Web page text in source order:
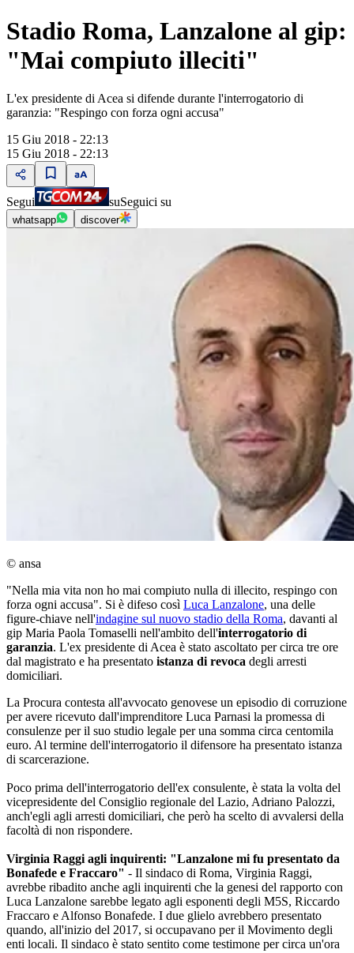
Stadio Roma, Lanzalone al gip:
"Mai compiuto illeciti"
L'ex presidente di Acea si difende durante l'interrogatorio di
garanzia: "Respingo con forza ogni accusa"
15 Giu 2018 - 22:13
15 Giu 2018 - 22:13
Segui suSeguici su
whatsapp discover
© ansa
"Nella mia vita non ho mai compiuto nulla di illecito, respingo con
forza ogni accusa". Si è difeso così Luca Lanzalone, una delle
figure-chiave nell'indagine sul nuovo stadio della Roma, davanti al
gip Maria Paola Tomaselli nell'ambito dell'interrogatorio di
garanzia. L'ex presidente di Acea è stato ascoltato per circa tre ore
dal magistrato e ha presentato istanza di revoca degli arresti
domiciliari.
La Procura contesta all'avvocato genovese un episodio di corruzione
per avere ricevuto dall'imprenditore Luca Parnasi la promessa di
consulenze per il suo studio legale per una somma circa centomila
euro. Al termine dell'interrogatorio il difensore ha presentato istanza
di scarcerazione.
Poco prima dell'interrogatorio dell'ex consulente, è stata la volta del
vicepresidente del Consiglio regionale del Lazio, Adriano Palozzi,
anch'egli agli arresti domiciliari, che però ha scelto di avvalersi della
facoltà di non rispondere.
Virginia Raggi agli inquirenti: "Lanzalone mi fu presentato da
Bonafede e Fraccaro" - Il sindaco di Roma, Virginia Raggi,
avrebbe ribadito anche agli inquirenti che la genesi del rapporto con
Luca Lanzalone sarebbe legato agli esponenti degli M5S, Riccardo
Fraccaro e Alfonso Bonafede. I due glielo avrebbero presentato
quando, all'inizio del 2017, si occupavano per il Movimento degli
enti locali. Il sindaco è stato sentito come testimone per circa un'ora